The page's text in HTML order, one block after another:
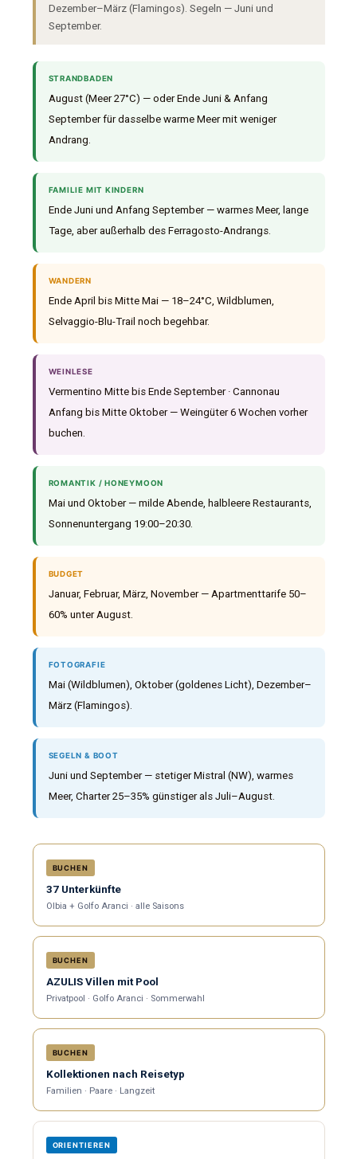
Dezember–März (Flamingos). Segeln — Juni und
September.
STRANDBADEN
August (Meer 27°C) — oder Ende Juni & Anfang
September für dasselbe warme Meer mit weniger
Andrang.
FAMILIE MIT KINDERN
Ende Juni und Anfang September — warmes Meer, lange
Tage, aber außerhalb des Ferragosto-Andrangs.
WANDERN
Ende April bis Mitte Mai — 18–24°C, Wildblumen,
Selvaggio-Blu-Trail noch begehbar.
WEINLESE
Vermentino Mitte bis Ende September · Cannonau
Anfang bis Mitte Oktober — Weingüter 6 Wochen vorher
buchen.
ROMANTIK / HONEYMOON
Mai und Oktober — milde Abende, halbleere Restaurants,
Sonnenuntergang 19:00–20:30.
BUDGET
Januar, Februar, März, November — Apartmenttarife 50–
60% unter August.
FOTOGRAFIE
Mai (Wildblumen), Oktober (goldenes Licht), Dezember–
März (Flamingos).
SEGELN & BOOT
Juni und September — stetiger Mistral (NW), warmes
Meer, Charter 25–35% günstiger als Juli–August.
BUCHEN
37 Unterkünfte
Olbia + Golfo Aranci · alle Saisons
BUCHEN
AZULIS Villen mit Pool
Privatpool · Golfo Aranci · Sommerwahl
BUCHEN
Kollektionen nach Reisetyp
Familien · Paare · Langzeit
ORIENTIEREN